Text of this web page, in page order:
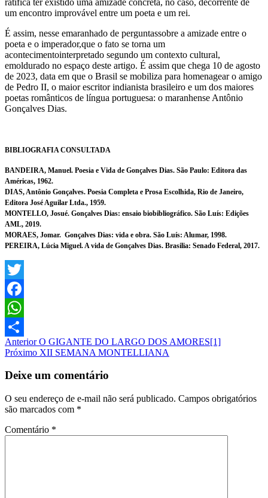
um encontro improvável entre um poeta e um rei.
É assim, nesse emaranhado de perguntassobre a amizade entre o
poeta e o imperador,que o fato se torna um
acontecimentointerpretado segundo um contexto cultural,
emoldurado no espaço deste artigo. É assim que chega 10 de agosto
de 2023, data em que o Brasil se mobiliza para homenagear o amigo
de Pedro II, o maior escritor indianista brasileiro e um dos maiores
poetas românticos de língua portuguesa: o maranhense Antônio
Gonçalves Dias.
BIBLIOGRAFIA CONSULTADA
BANDEIRA, Manuel. Poesia e Vida de Gonçalves Dias. São Paulo: Editora das
Américas, 1962.
DIAS, Antônio Gonçalves. Poesia Completa e Prosa Escolhida, Rio de Janeiro,
Editora José Aguilar Ltda., 1959.
MONTELLO, Josué. Gonçalves Dias: ensaio biobibliográfico. São Luís: Edições
AML, 2019.
MORAES, Jomar. Gonçalves Dias: vida e obra. São Luís: Alumar, 1998.
PEREIRA, Lúcia Miguel. A vida de Gonçalves Dias. Brasilia: Senado Federal, 2017.
Twitter
Facebook
WhatsApp
Share
Post
navigation
AnteriorO GIGANTE DO LARGO DOS AMORES[1]
Próximo XII SEMANA MONTELLIANA
Deixe um comentário
O seu endereço de e-mail não será publicado. Campos obrigatórios
são marcados com *
Comentário *